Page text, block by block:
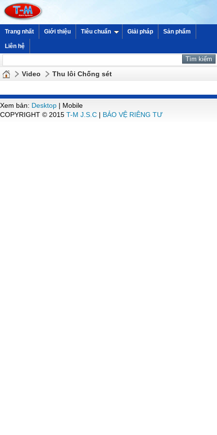
Trang nhất Giới thiệu Tiêu chuẩn Giải pháp Sản phẩm
Liên hệ
Video Thu lôi Chống sét
Xem bản: Desktop | Mobile
COPYRIGHT © 2015 T-M J.S.C | BẢO VỆ RIÊNG TƯ